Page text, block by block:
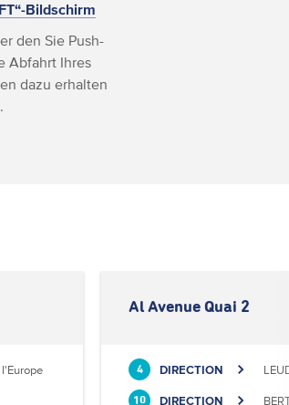
Bildschirm
den Sie Push-
Abfahrt Ihres
dazu erhalten
.
Al Avenue Quai 2
4 DIRECTION
10 DIRECTION